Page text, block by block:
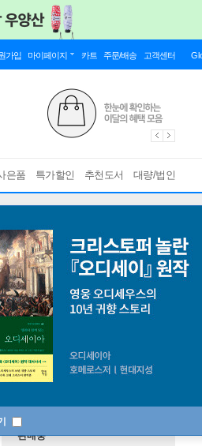
가입 마이페이지 카트 주문/배송 고객센터
은품 특가할인 추천도서 대량/법인
판매중